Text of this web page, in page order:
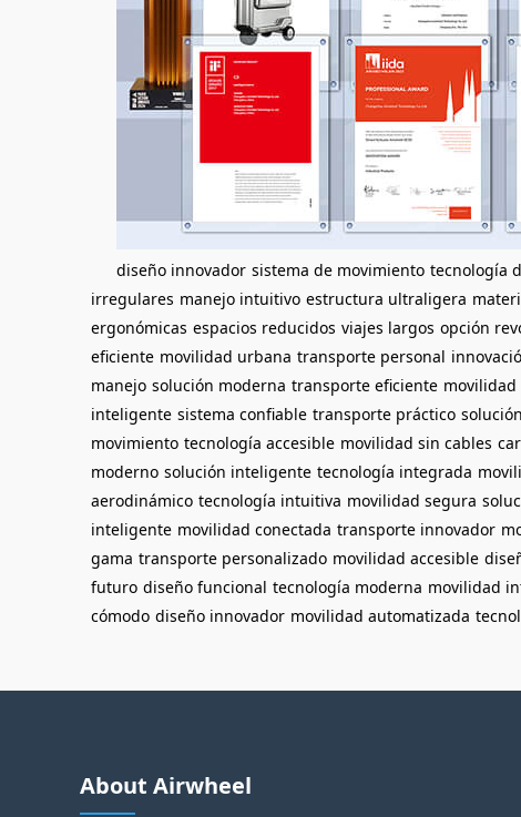
diseño innovador sistema de movimiento tecnología
irregulares manejo intuitivo estructura ultraligera
ergonómicas espacios reducidos viajes largos opción
eficiente movilidad urbana transporte personal
manejo solución moderna transporte eficiente
inteligente sistema confiable transporte práctico
movimiento tecnología accesible movilidad sin cables
moderno solución inteligente tecnología integrada
aerodinámico tecnología intuitiva movilidad segura
inteligente movilidad conectada transporte innovador
gama transporte personalizado movilidad accesible
futuro diseño funcional tecnología moderna movilidad
cómodo diseño innovador movilidad automatizada
About Airwheel